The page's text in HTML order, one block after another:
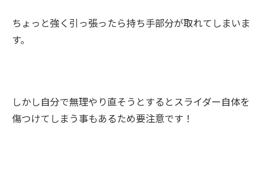
ちょっと強く引っ張ったら持ち手部分が取れてしまいま
す。
しかし自分で無理やり直そうとするとスライダー自体を
傷つけてしまう事もあるため要注意です！